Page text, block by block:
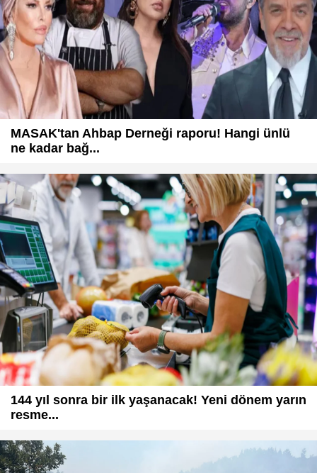
MASAK'tan Ahbap Derneği raporu! Hangi ünlü
ne kadar bağ...
144 yıl sonra bir ilk yaşanacak! Yeni dönem yarın
resme...